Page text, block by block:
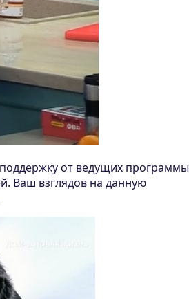
от ведущих программы
Ваш взглядов на данную